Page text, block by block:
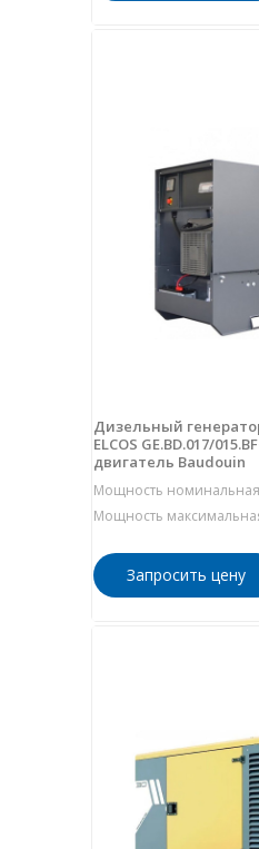
Дизельный
ELCOS GE.BD.017/
двигатель Baudouin
Мощность
Мощность
Запросить цену